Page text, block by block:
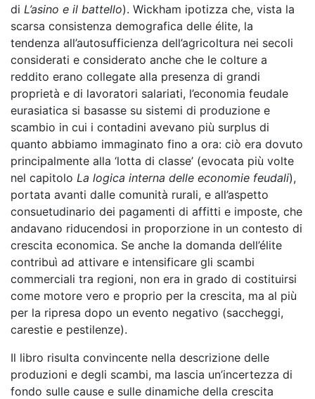
di L’asino e il battello). Wickham ipotizza che, vista la
scarsa consistenza demografica delle élite, la
tendenza all’autosufficienza dell’agricoltura nei secoli
considerati e considerato anche che le colture a
reddito erano collegate alla presenza di grandi
proprietà e di lavoratori salariati, l’economia feudale
eurasiatica si basasse su sistemi di produzione e
scambio in cui i contadini avevano più surplus di
quanto abbiamo immaginato fino a ora: ciò era dovuto
principalmente alla ‘lotta di classe’ (evocata più volte
nel capitolo La logica interna delle economie feudali),
portata avanti dalle comunità rurali, e all’aspetto
consuetudinario dei pagamenti di affitti e imposte, che
andavano riducendosi in proporzione in un contesto di
crescita economica. Se anche la domanda dell’élite
contribuì ad attivare e intensificare gli scambi
commerciali tra regioni, non era in grado di costituirsi
come motore vero e proprio per la crescita, ma al più
per la ripresa dopo un evento negativo (saccheggi,
carestie e pestilenze).
Il libro risulta convincente nella descrizione delle
produzioni e degli scambi, ma lascia un’incertezza di
fondo sulle cause e sulle dinamiche della crescita